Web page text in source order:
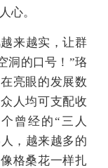
心。
来越实，让群
洞的口号！”珞
亮眼的发展数
人均可支配收
曾经的“三人
，越来越多的
格桑花一样扎